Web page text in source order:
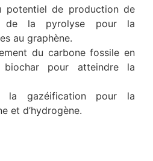
potentiel de production de
de la pyrolyse pour la
au graphène.
du carbone fossile en
pour atteindre la
la gazéification pour la
et d’hydrogène.